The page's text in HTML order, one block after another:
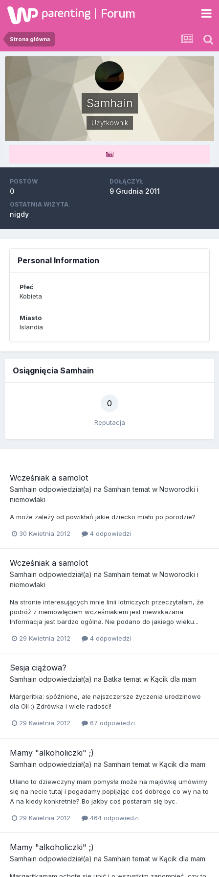
Forum
Strona główna
Samhain
Użytkownik
POSTÓW
0
DOŁĄCZYŁ
9 Grudnia 2011
OSTATNIA WIZYTA
nigdy
Personal Information
Płeć
Kobieta
Miasto
Islandia
Osiągnięcia Samhain
0
Reputacja
Wcześniak a samolot
Samhain odpowiedział(a) na Samhain temat w Noworodki i
niemowlaki
A może zależy od powikłań jakie dziecko miało po porodzie?
30 Kwietnia 2012 4 odpowiedzi
Wcześniak a samolot
Samhain odpowiedział(a) na Samhain temat w Noworodki i
niemowlaki
Na stronie interesujących mnie linii lotniczych przeczytałam, że
podróż z niemowlęciem wcześniakiem jest niewskazana.
Informacja jest bardzo ogólna. Nie podano do jakiego wieku...
29 Kwietnia 2012 4 odpowiedzi
Sesja ciążowa?
Samhain odpowiedział(a) na Batka temat w Kącik dla mam
Margeritka: spóźnione, ale najszczersze życzenia urodzinowe
dla Oli :) Zdrówka i wiele radości!
29 Kwietnia 2012 67 odpowiedzi
Mamy "alkoholiczki" ;)
Samhain odpowiedział(a) na Samhain temat w Kącik dla mam
Ullano to dziewczyny mam pomysła może na majówkę umówimy
się na necie tutaj i pogadamy popijając coś dobrego co wy na to
A na kiedy konkretnie? Bo jakby coś postaram się byc.
29 Kwietnia 2012 464 odpowiedzi
Mamy "alkoholiczki" ;)
Samhain odpowiedział(a) na Samhain temat w Kącik dla mam